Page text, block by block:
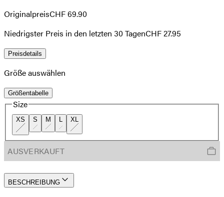
OriginalpreisCHF 69.90
Niedrigster Preis in den letzten 30 TagenCHF 27.95
Preisdetails
Größe auswählen
Größentabelle
Size
XS S M L XL
AUSVERKAUFT
BESCHREIBUNG